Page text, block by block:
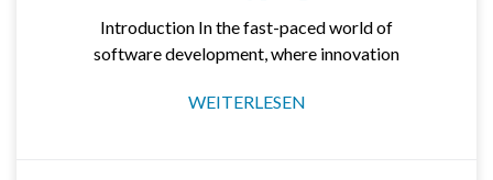
Introduction In the fast-paced world of
software development, where innovation
WEITERLESEN